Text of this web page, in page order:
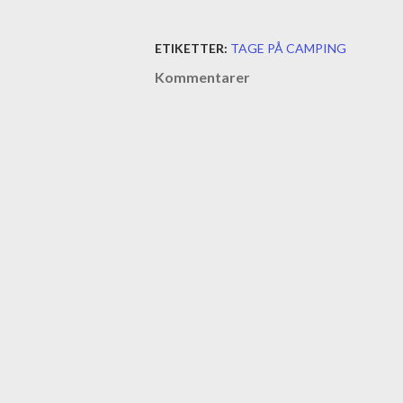
ETIKETTER: TAGE PÅ CAMPING
Kommentarer